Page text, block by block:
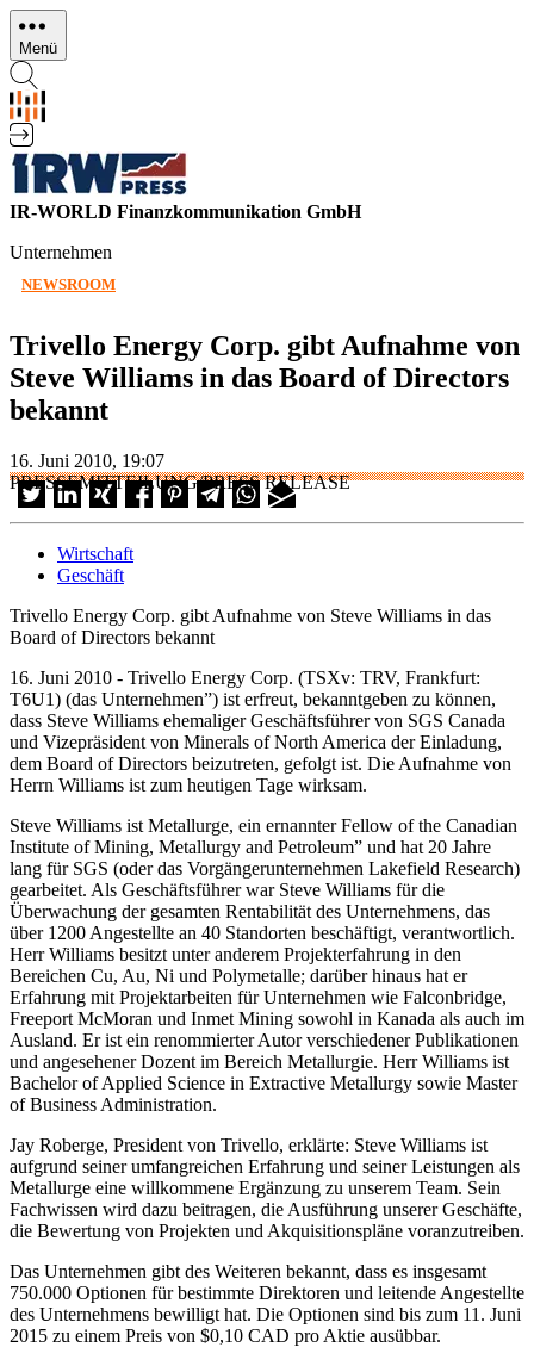
Direkt
zum
Inhalt
Menü
IR-WORLD Finanzkommunikation GmbH
Unternehmen
NEWSROOM
Trivello Energy Corp. gibt Aufnahme von
Steve Williams in das Board of Directors
bekannt
16. Juni 2010, 19:07
PRESSEMITTEILUNG/PRESS RELEASE
Wirtschaft
Geschäft
Trivello Energy Corp. gibt Aufnahme von Steve Williams in das
Board of Directors bekannt
16. Juni 2010 - Trivello Energy Corp. (TSXv: TRV, Frankfurt:
T6U1) (das Unternehmen”) ist erfreut, bekanntgeben zu können,
dass Steve Williams ehemaliger Geschäftsführer von SGS Canada
und Vizepräsident von Minerals of North America der Einladung,
dem Board of Directors beizutreten, gefolgt ist. Die Aufnahme von
Herrn Williams ist zum heutigen Tage wirksam.
Steve Williams ist Metallurge, ein ernannter Fellow of the Canadian
Institute of Mining, Metallurgy and Petroleum” und hat 20 Jahre
lang für SGS (oder das Vorgängerunternehmen Lakefield Research)
gearbeitet. Als Geschäftsführer war Steve Williams für die
Überwachung der gesamten Rentabilität des Unternehmens, das
über 1200 Angestellte an 40 Standorten beschäftigt, verantwortlich.
Herr Williams besitzt unter anderem Projekterfahrung in den
Bereichen Cu, Au, Ni und Polymetalle; darüber hinaus hat er
Erfahrung mit Projektarbeiten für Unternehmen wie Falconbridge,
Freeport McMoran und Inmet Mining sowohl in Kanada als auch im
Ausland. Er ist ein renommierter Autor verschiedener Publikationen
und angesehener Dozent im Bereich Metallurgie. Herr Williams ist
Bachelor of Applied Science in Extractive Metallurgy sowie Master
of Business Administration.
Jay Roberge, President von Trivello, erklärte: Steve Williams ist
aufgrund seiner umfangreichen Erfahrung und seiner Leistungen als
Metallurge eine willkommene Ergänzung zu unserem Team. Sein
Fachwissen wird dazu beitragen, die Ausführung unserer Geschäfte,
die Bewertung von Projekten und Akquisitionspläne voranzutreiben.
Das Unternehmen gibt des Weiteren bekannt, dass es insgesamt
750.000 Optionen für bestimmte Direktoren und leitende Angestellte
des Unternehmens bewilligt hat. Die Optionen sind bis zum 11. Juni
2015 zu einem Preis von $0,10 CAD pro Aktie ausübbar.